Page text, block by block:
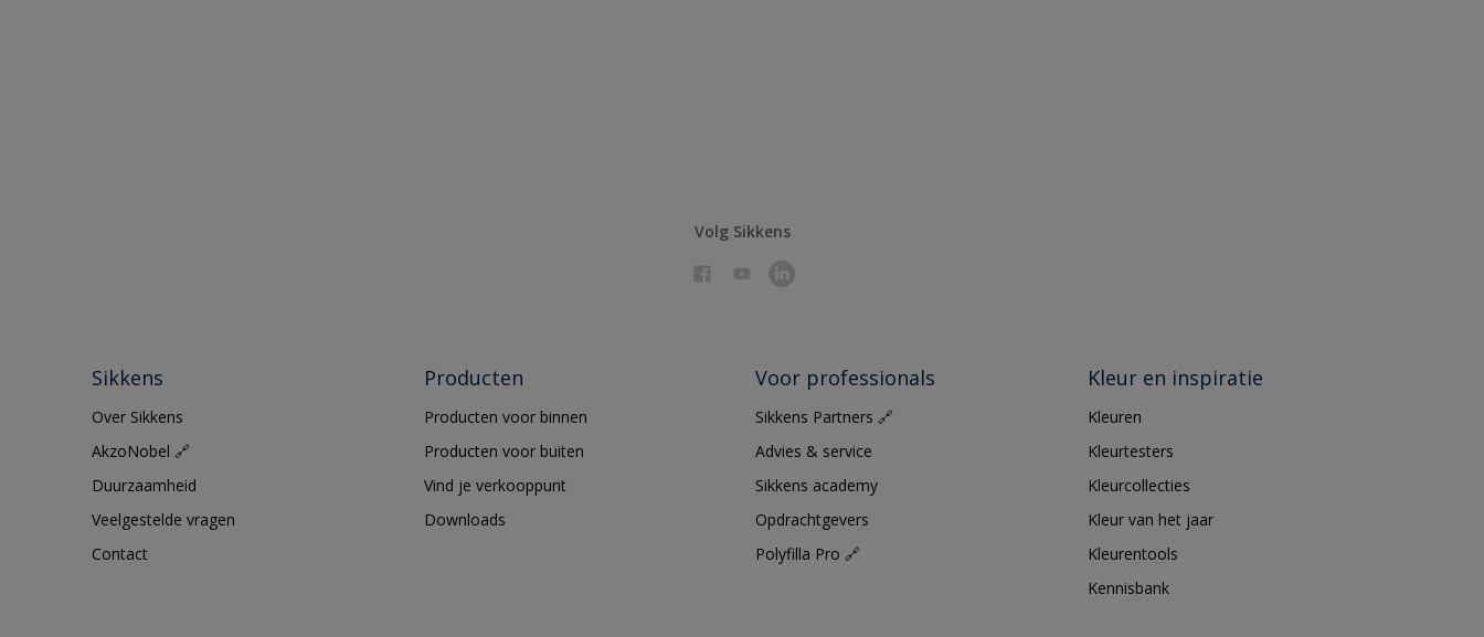
Volg Sikkens
Sikkens
Over Sikkens
AkzoNobel 🔗
Duurzaamheid
Veelgestelde vragen
Contact
Producten
Producten voor binnen
Producten voor buiten
Vind je verkooppunt
Downloads
Voor professionals
Sikkens Partners 🔗
Advies & service
Sikkens academy
Opdrachtgevers
Polyfilla Pro 🔗
Kleur en inspiratie
Kleuren
Kleurtesters
Kleurcollecties
Kleur van het jaar
Kleurentools
Kennisbank